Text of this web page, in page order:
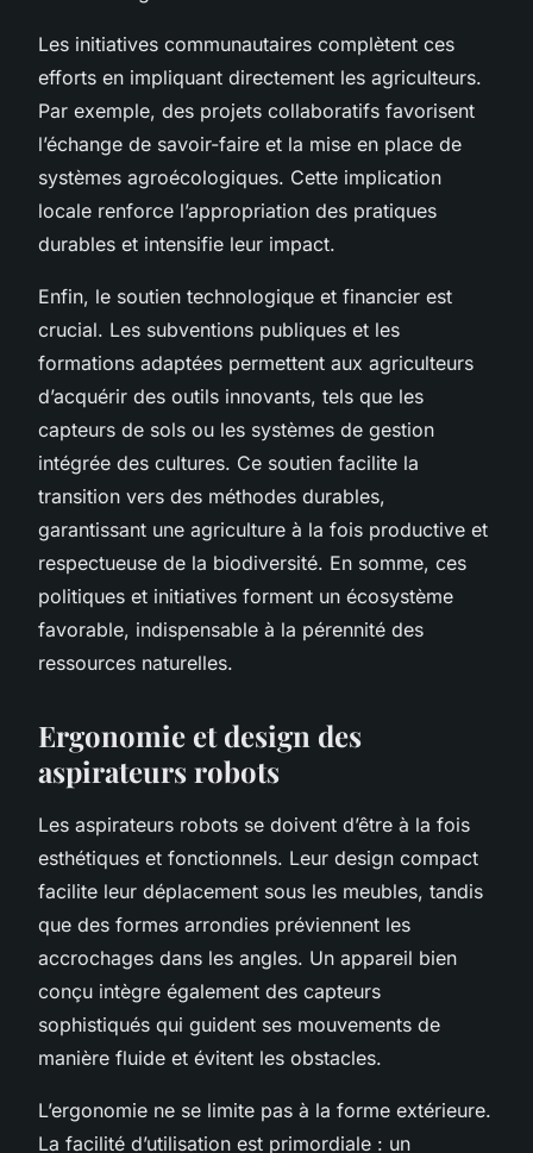
Les initiatives communautaires complètent ces
efforts en impliquant directement les agriculteurs.
Par exemple, des projets collaboratifs favorisent
l’échange de savoir-faire et la mise en place de
systèmes agroécologiques. Cette implication
locale renforce l’appropriation des pratiques
durables et intensifie leur impact.
Enfin, le soutien technologique et financier est
crucial. Les subventions publiques et les
formations adaptées permettent aux agriculteurs
d’acquérir des outils innovants, tels que les
capteurs de sols ou les systèmes de gestion
intégrée des cultures. Ce soutien facilite la
transition vers des méthodes durables,
garantissant une agriculture à la fois productive et
respectueuse de la biodiversité. En somme, ces
politiques et initiatives forment un écosystème
favorable, indispensable à la pérennité des
ressources naturelles.
Ergonomie et design des
aspirateurs robots
Les aspirateurs robots se doivent d’être à la fois
esthétiques et fonctionnels. Leur design compact
facilite leur déplacement sous les meubles, tandis
que des formes arrondies préviennent les
accrochages dans les angles. Un appareil bien
conçu intègre également des capteurs
sophistiqués qui guident ses mouvements de
manière fluide et évitent les obstacles.
L’ergonomie ne se limite pas à la forme extérieure.
La facilité d’utilisation est primordiale : un